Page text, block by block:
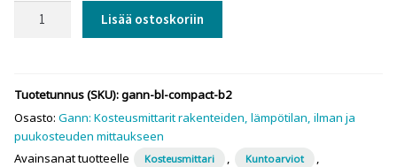
Schaller: kosteusmittarit, suhteellinen kosteus,
loggerit
Gann: kosteudenmittarit sahalle, höyläämölle,
liimapuurakenteille, ikkuna- ja ovitehtaille
Gann
kosteuskartoitin
pintamittari
määrä
Lisää ostoskoriin
Tuotetunnus (SKU):gann-bl-compact-b2
Osasto: Gann: Kosteusmittarit rakenteiden, lämpötilan, ilman ja
puukosteuden mittaukseen
Avainsanat tuotteelle
Kosteusmittari , Kuntoarviot ,